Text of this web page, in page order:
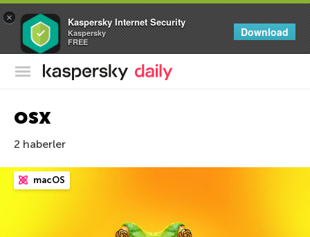
× Kaspersky Internet Security
Kaspersky
FREE
Download
Kaspersky Resmi Blogu
osx
2 haberler
macOS